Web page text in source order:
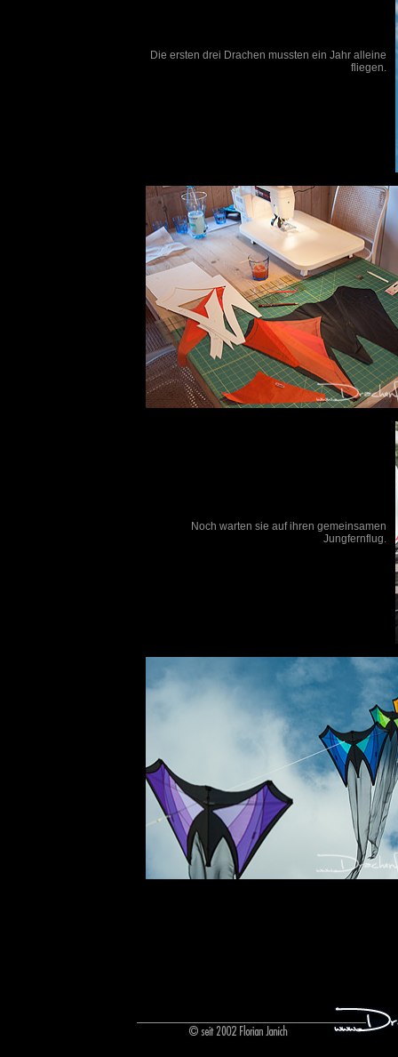
Die ersten drei Drachen mussten ein Jahr alleine
fliegen.
Noch warten sie auf ihren gemeinsamen
Jungfernflug.